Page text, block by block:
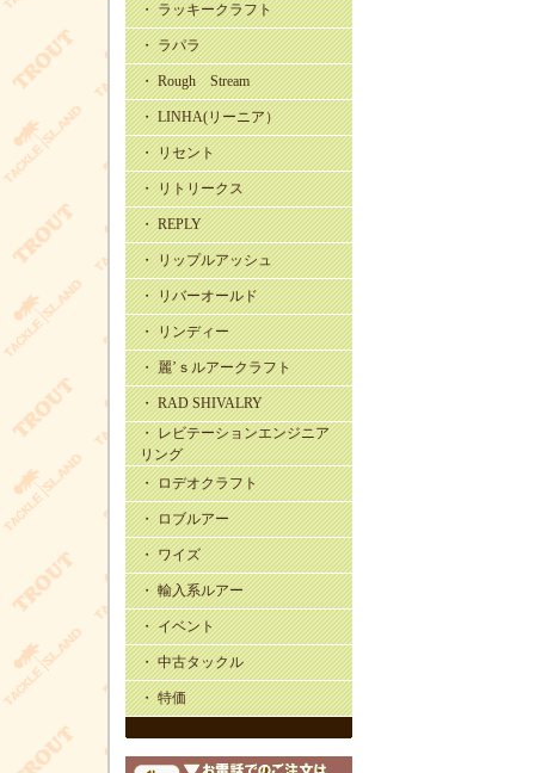
・ ラッキークラフト
・ ラパラ
・ Rough Stream
・ LINHA(リーニア）
・ リセント
・ リトリークス
・ REPLY
・ リップルアッシュ
・ リバーオールド
・ リンディー
・ 麗’ｓルアークラフト
・ RAD SHIVALRY
・ レビテーションエンジニア
リング
・ ロデオクラフト
・ ロブルアー
・ ワイズ
・ 輸入系ルアー
・ イベント
・ 中古タックル
・ 特価